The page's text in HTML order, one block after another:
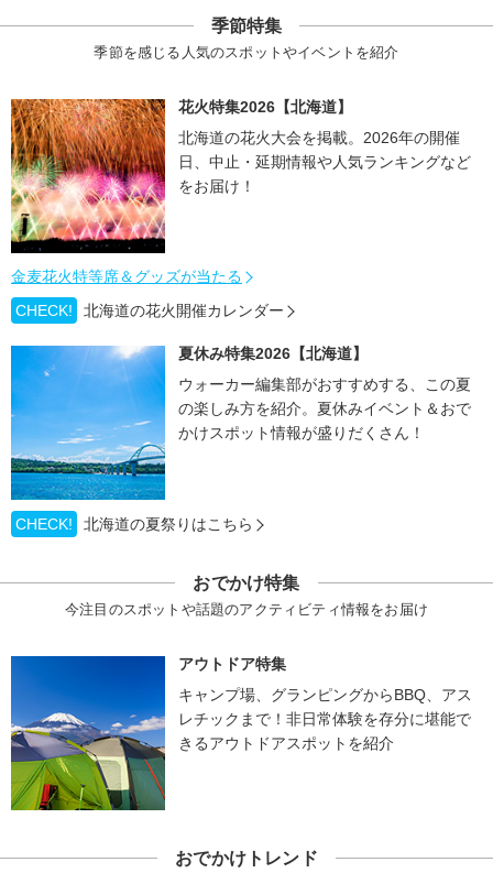
季節特集
季節を感じる人気のスポットやイベントを紹介
花火特集2026【北海道】
北海道の花火大会を掲載。2026年の開催
日、中止・延期情報や人気ランキングなど
をお届け！
金麦花火特等席＆グッズが当たる
CHECK!
北海道の花火開催カレンダー
夏休み特集2026【北海道】
ウォーカー編集部がおすすめする、この夏
の楽しみ方を紹介。夏休みイベント＆おで
かけスポット情報が盛りだくさん！
CHECK! 北海道の夏祭りはこちら
おでかけ特集
今注目のスポットや話題のアクティビティ情報をお届け
アウトドア特集
キャンプ場、グランピングからBBQ、アス
レチックまで！非日常体験を存分に堪能で
きるアウトドアスポットを紹介
おでかけトレンド